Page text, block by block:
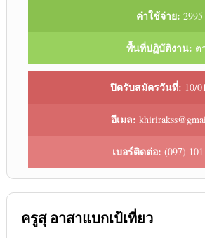
ค่าใช้จ่าย: 2995
พื้นที่ปฏิบัติงาน: ต
ปิดรับสมัครวันที่: 10/
อีเมล:
เบอร์ติดต่อ: (097)
ครูสุ อาสาแบกเป้เที่ยว